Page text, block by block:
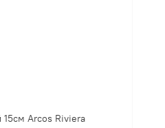
Arcos Riviera